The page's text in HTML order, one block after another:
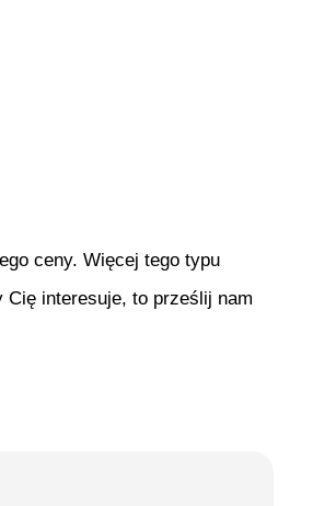
ceny. Więcej tego typu
interesuje, to prześlij nam